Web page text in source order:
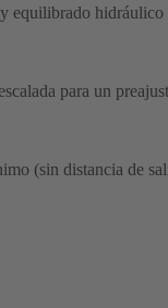
equilibrado hidráulico
para un
(sin distancia de